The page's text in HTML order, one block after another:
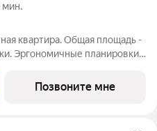
мин.
квартира. Общая площадь -
Эргономичные планировки,
видами на панораму
Позвоните мне